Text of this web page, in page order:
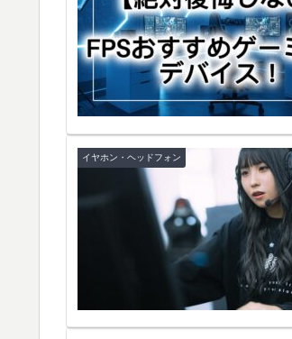
イヤホン・ヘッドフォン